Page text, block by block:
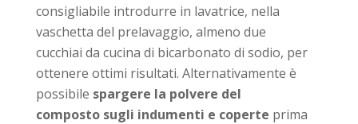
consigliabile introdurre in lavatrice, nella
vaschetta del prelavaggio, almeno due
cucchiai da cucina di bicarbonato di sodio, per
ottenere ottimi risultati. Alternativamente è
possibile spargere la polvere del
composto sugli indumenti e coperte prima